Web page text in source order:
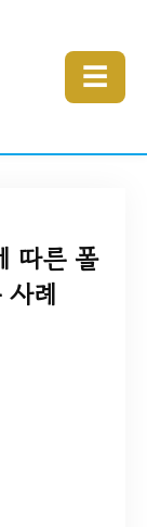
☰
따른 폴
사례